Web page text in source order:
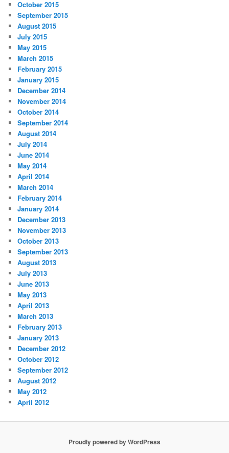
October 2015
September 2015
August 2015
July 2015
May 2015
March 2015
February 2015
January 2015
December 2014
November 2014
October 2014
September 2014
August 2014
July 2014
June 2014
May 2014
April 2014
March 2014
February 2014
January 2014
December 2013
November 2013
October 2013
September 2013
August 2013
July 2013
June 2013
May 2013
April 2013
March 2013
February 2013
January 2013
December 2012
October 2012
September 2012
August 2012
May 2012
April 2012
Proudly powered by WordPress